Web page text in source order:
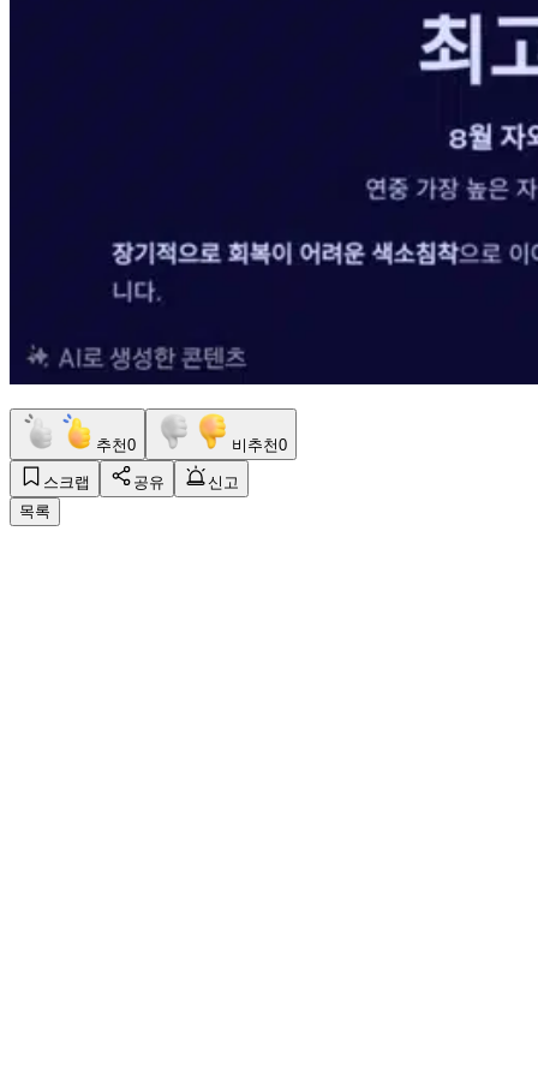
추천0 비추천0
스크랩 공유
신고
목록